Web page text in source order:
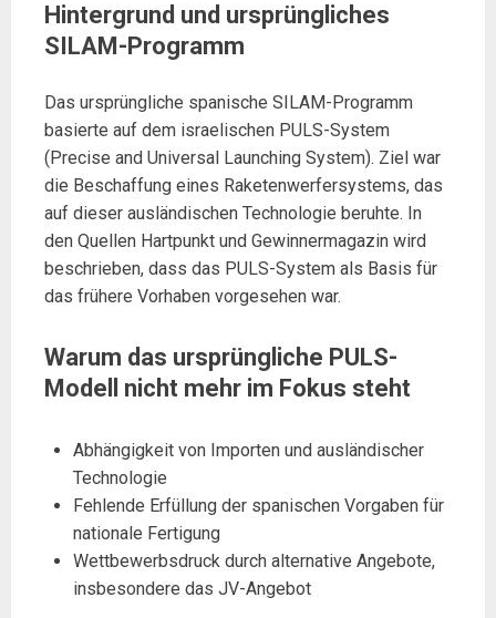
Hintergrund und ursprüngliches
SILAM-Programm
Das ursprüngliche spanische SILAM-Programm
basierte auf dem israelischen PULS-System
(Precise and Universal Launching System). Ziel war
die Beschaffung eines Raketenwerfersystems, das
auf dieser ausländischen Technologie beruhte. In
den Quellen Hartpunkt und Gewinnermagazin wird
beschrieben, dass das PULS-System als Basis für
das frühere Vorhaben vorgesehen war.
Warum das ursprüngliche PULS-
Modell nicht mehr im Fokus steht
Abhängigkeit von Importen und ausländischer
Technologie
Fehlende Erfüllung der spanischen Vorgaben für
nationale Fertigung
Wettbewerbsdruck durch alternative Angebote,
insbesondere das JV-Angebot